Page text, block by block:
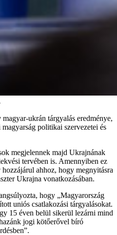
ukrán tárgyalás eredménye,
politikai szervezetei és
megjelennek majd Ukrajnának
tervében is. Amennyiben ez
ahhoz, hogy megnyitásra
Ukrajna vonatkozásában.
hogy „Magyarország
uniós csatlakozási tárgyalásokat.
15 éven belül sikerül lezárni mind
jogi kötőerővel bíró